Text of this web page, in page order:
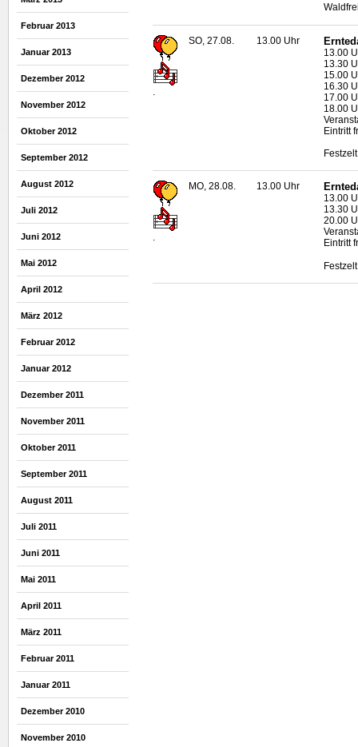
Februar 2013
Januar 2013
Dezember 2012
November 2012
Oktober 2012
September 2012
August 2012
Juli 2012
Juni 2012
Mai 2012
April 2012
März 2012
Februar 2012
Januar 2012
Dezember 2011
November 2011
Oktober 2011
September 2011
August 2011
Juli 2011
Juni 2011
Mai 2011
April 2011
März 2011
Februar 2011
Januar 2011
Dezember 2010
November 2010
SO, 27.08. 13.00 Uhr
13.00
13.30
15.00
16.30
17.00
18.00
Eintritt
.
MO, 28.08. 13.00 Uhr
13.00
13.30
20.00
Eintritt